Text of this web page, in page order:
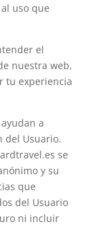
uso que
el
nuestra web,
tu experiencia
a
del Usuario.
se
y su
que
del Usuario
ni incluir